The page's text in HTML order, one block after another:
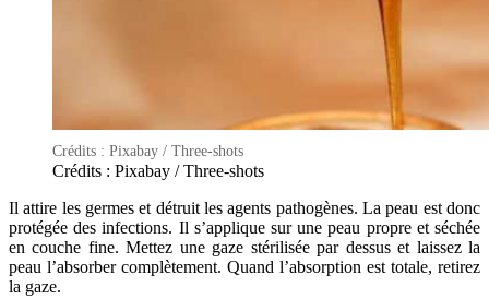
Crédits : Pixabay / Three-shots
Crédits : Pixabay / Three-shots
Il attire les germes et détruit les agents pathogènes. La peau est donc
protégée des infections. Il s’applique sur une peau propre et séchée
en couche fine. Mettez une gaze stérilisée par dessus et laissez la
peau l’absorber complètement. Quand l’absorption est totale, retirez
la gaze.